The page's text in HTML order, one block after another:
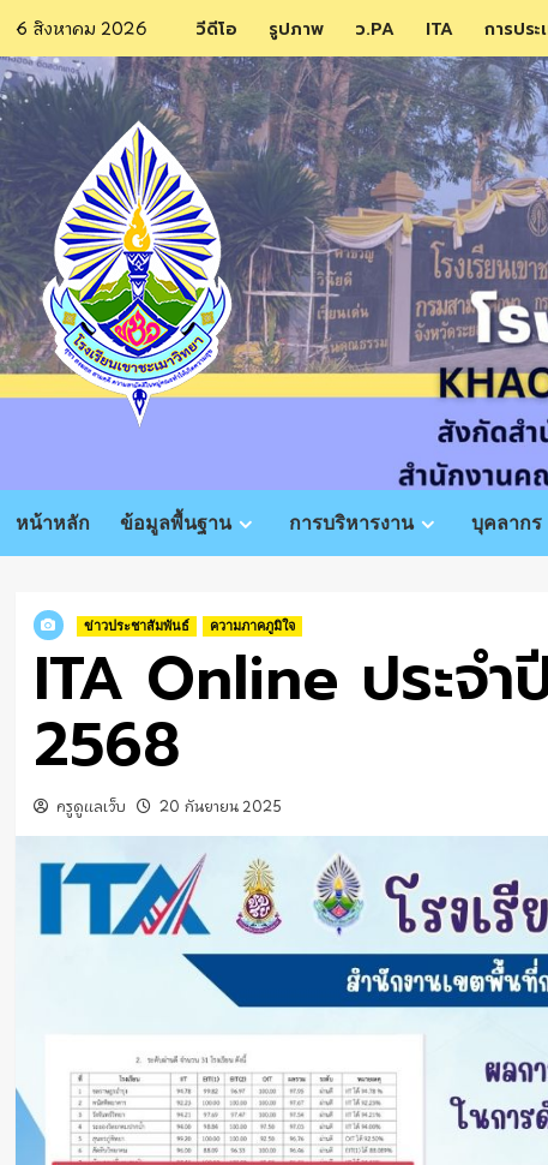
Skip
content
6 สิงหาคม 2026 วีดีโอ รูปภาพ ว.PA ITA การปร
หน้าหลัก ข้อมูลพื้นฐาน การบริหารงาน บุคลากร
ข่าวประชาสัมพันธ์ ความภาคภูมิใจ
ITA Online ประจ
2568
ครูดูแลเว็บ 20 กันยายน 2025